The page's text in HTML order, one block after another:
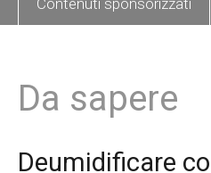
Contenuti sponsorizzati
Da sapere
Deumidificare